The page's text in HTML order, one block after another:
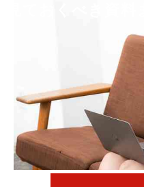
見ておくべき資料